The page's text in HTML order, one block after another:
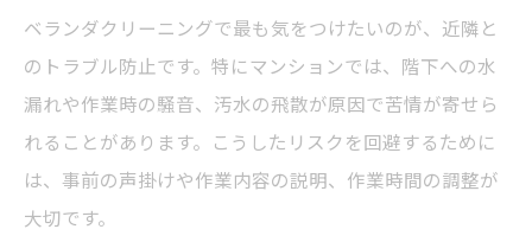
ベランダクリーニングで最も気をつけたいのが、近隣と
のトラブル防止です。特にマンションでは、階下への水
漏れや作業時の騒音、汚水の飛散が原因で苦情が寄せら
れることがあります。こうしたリスクを回避するために
は、事前の声掛けや作業内容の説明、作業時間の調整が
大切です。